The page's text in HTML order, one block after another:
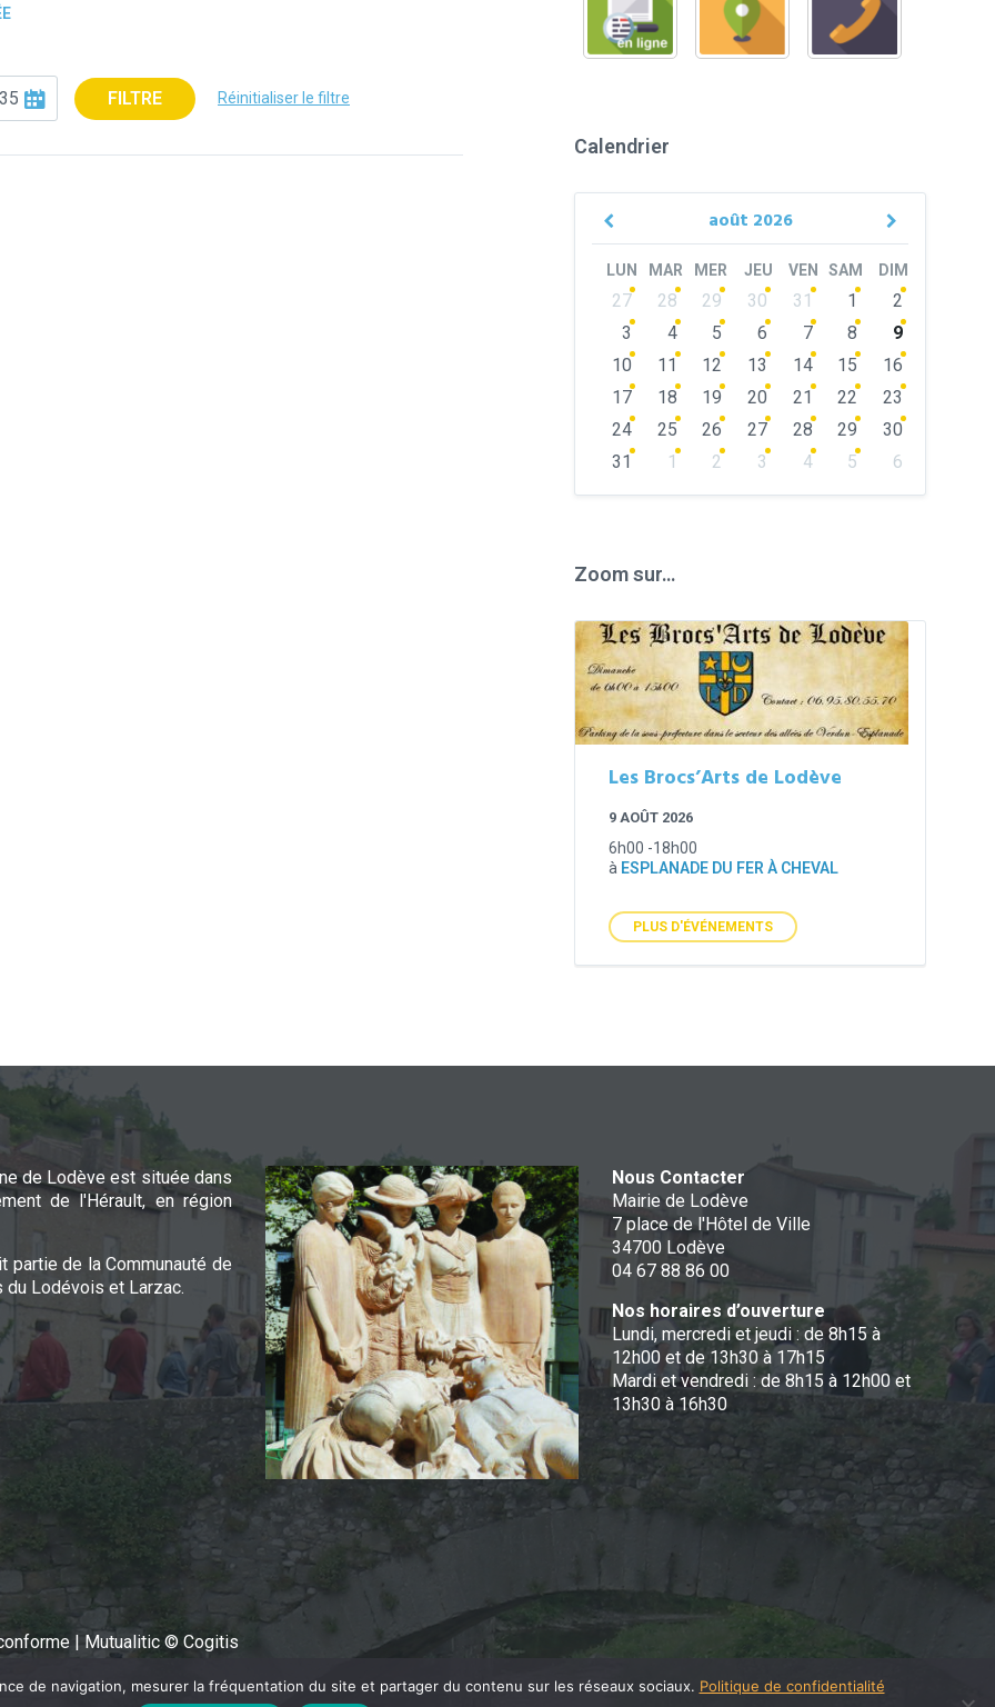
FILTRE Réinitialiser le filtre
Calendrier
août 2026
Previous
Next
LUN MAR MER JEU VEN SAM DIM
Skip
calendar
days
27 28 29 30 31 1
2
3
4 5 6 7 8
9
10
11 12 13 14 15
16
17
18 19 20 21 22
23
24
25 26 27 28 29
30
31
1 2 3 4 5
6
Zoom sur…
Les Brocs’Arts de Lodève
9 AOÛT 2026
6h00 -18h00
à ESPLANADE DU FER À CHEVAL
PLUS D'ÉVÉNEMENTS
de Lodève est située dans
de l'Hérault, en région
partie de la Communauté de
du Lodévois et Larzac.
Nous Contacter
Mairie de Lodève
7 place de l'Hôtel de Ville
34700 Lodève
04 67 88 86 00
Nos horaires d’ouverture
Lundi, mercredi et jeudi : de 8h15 à
12h00 et de 13h30 à 17h15
Mardi et vendredi : de 8h15 à 12h00 et
13h30 à 16h30
Mutualitic © Cogitis
de navigation, mesurer la fréquentation du site et partager du contenu sur les réseaux sociaux. Politique de confidentialité